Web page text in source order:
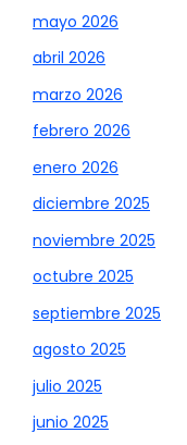
mayo 2026
abril 2026
marzo 2026
febrero 2026
enero 2026
diciembre 2025
noviembre 2025
octubre 2025
septiembre 2025
agosto 2025
julio 2025
junio 2025